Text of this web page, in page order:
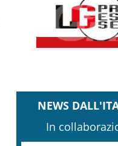
NEWS
In